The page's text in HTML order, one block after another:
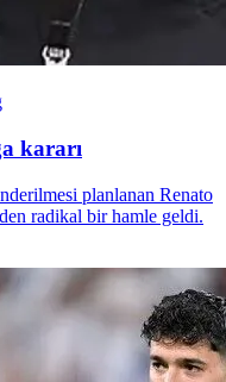
kararı
planlanan Renato
radikal bir hamle geldi.